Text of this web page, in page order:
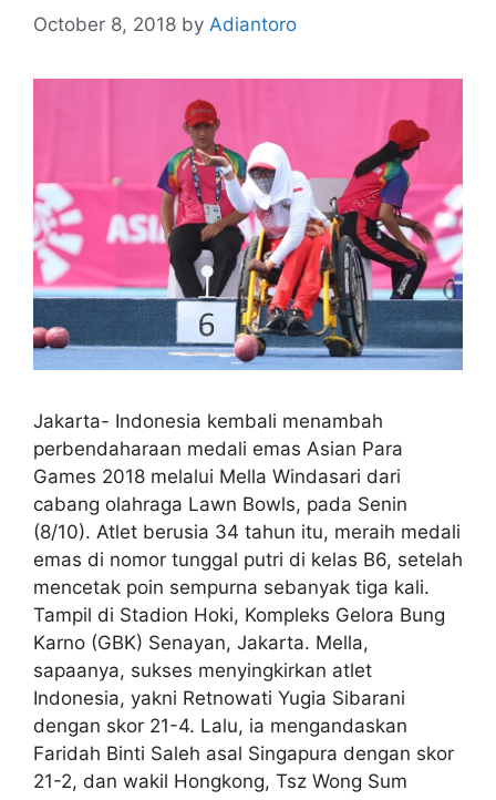
October 8, 2018 by Adiantoro
Jakarta- Indonesia kembali menambah
perbendaharaan medali emas Asian Para
Games 2018 melalui Mella Windasari dari
cabang olahraga Lawn Bowls, pada Senin
(8/10). Atlet berusia 34 tahun itu, meraih medali
emas di nomor tunggal putri di kelas B6, setelah
mencetak poin sempurna sebanyak tiga kali.
Tampil di Stadion Hoki, Kompleks Gelora Bung
Karno (GBK) Senayan, Jakarta. Mella,
sapaanya, sukses menyingkirkan atlet
Indonesia, yakni Retnowati Yugia Sibarani
dengan skor 21-4. Lalu, ia mengandaskan
Faridah Binti Saleh asal Singapura dengan skor
21-2, dan wakil Hongkong, Tsz Wong Sum